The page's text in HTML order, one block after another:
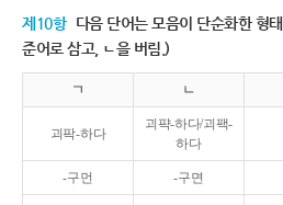
제10항 다음 단어는 모음이 단순화한 형
준어로 삼고, ㄴ을 버림.)
ㄱ ㄴ
괴팍-하다
괴퍅-하다/괴팩-
하다
-구먼 -구면